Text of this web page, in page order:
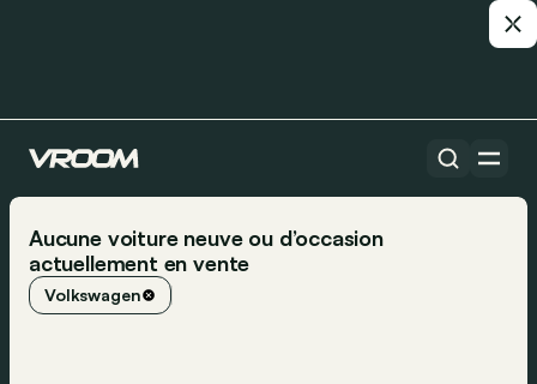
Aucune voiture neuve ou d’occasion
actuellement en vente
Volkswagen